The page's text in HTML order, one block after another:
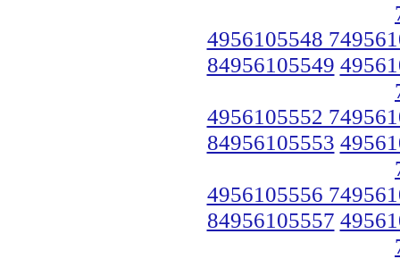
4956105548
84956105549
4956105552
84956105553
4956105556
84956105557